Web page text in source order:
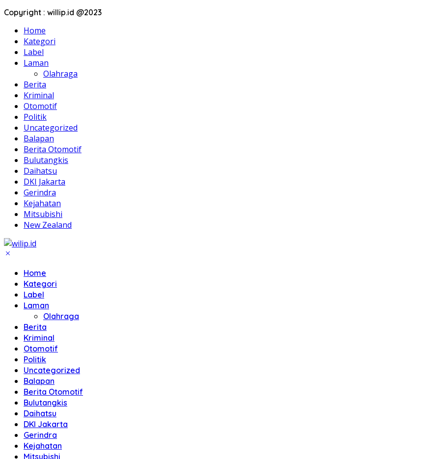
Copyright : willip.id @2023
Home
Kategori
Label
Laman
Olahraga
Berita
Kriminal
Otomotif
Politik
Uncategorized
Balapan
Berita Otomotif
Bulutangkis
Daihatsu
DKI Jakarta
Gerindra
Kejahatan
Mitsubishi
New Zealand
Home
Kategori
Label
Laman
Olahraga
Berita
Kriminal
Otomotif
Politik
Uncategorized
Balapan
Berita Otomotif
Bulutangkis
Daihatsu
DKI Jakarta
Gerindra
Kejahatan
Mitsubishi